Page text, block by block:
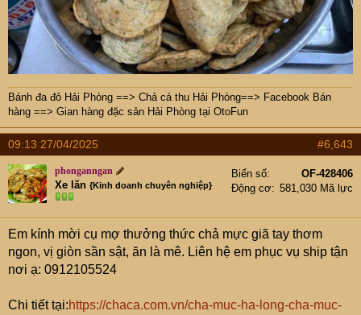
Bánh đa đỏ Hải Phòng ==> Chả cá thu Hải Phòng==> Facebook Bán
hàng ==> Gian hàng đặc sản Hải Phòng tại OtoFun
09:13 27/04/2025 #6,643
phonganngan
Xe lăn {Kinh doanh chuyên nghiệp}
Biển số
OF-428406
Động cơ
581,030 Mã lực
Em kính mời cụ mợ thưởng thức chả mực giã tay thơm
ngon, vị giòn sần sật, ăn là mê. Liên hệ em phục vụ ship tận
nơi ạ: 0912105524
Chi tiết tại:https://chaca.com.vn/cha-muc-ha-long-cha-muc-